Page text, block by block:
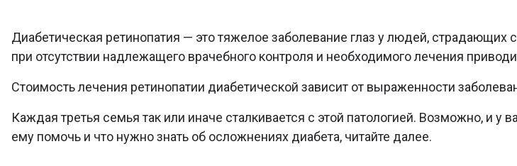
Диабетическая ретинопатия — это тяжелое заболевание глаз у людей,
при отсутствии надлежащего врачебного контроля и необходимого лечения
Стоимость лечения ретинопатии диабетической зависит от выраженности
Каждая третья семья так или иначе сталкивается с этой патологией. Возможно, и у
ему помочь и что нужно знать об осложнениях диабета, читайте далее.